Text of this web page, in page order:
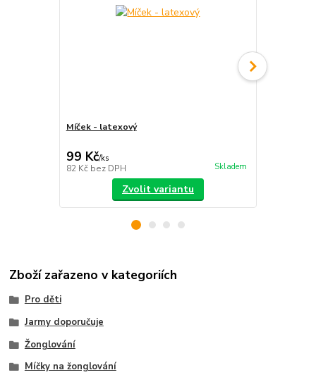
Míček - latexový
99 Kč/ks
82 Kč bez DPH Skladem
Zvolit variantu
Zboží zařazeno v kategoriích
Pro děti
Jarmy doporučuje
Žonglování
Míčky na žonglování